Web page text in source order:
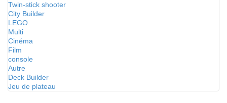
Twin-stick shooter
City Builder
LEGO
Multi
Cinéma
Film
console
Autre
Deck Builder
Jeu de plateau